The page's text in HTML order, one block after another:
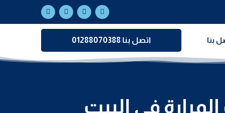
بنا اتصل بنا 01288070388
فى البيت